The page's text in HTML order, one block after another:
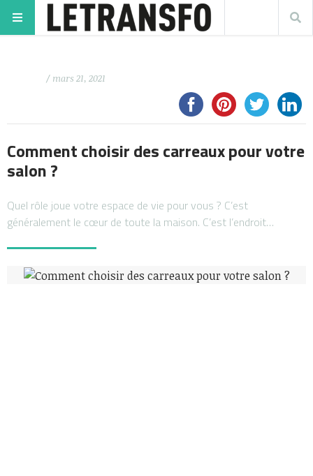
/ mars 21, 2021
Comment choisir des carreaux pour votre
salon ?
Quel rôle joue votre espace de vie pour vous ? C’est
généralement le cœur de toute la maison. C’est l’endroit…